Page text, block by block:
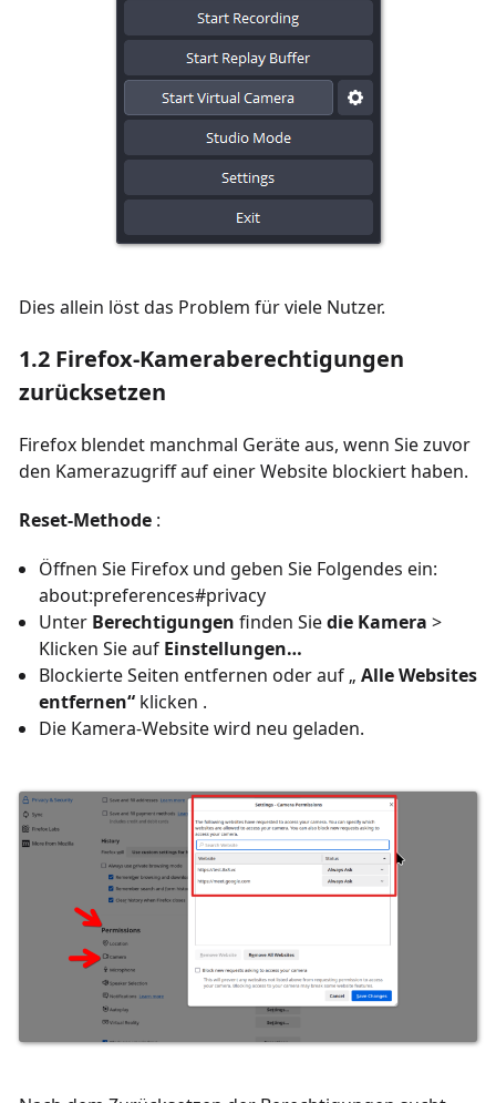
Dies allein löst das Problem für viele Nutzer.
1.2 Firefox-Kameraberechtigungen
zurücksetzen
Firefox blendet manchmal Geräte aus, wenn Sie zuvor
den Kamerazugriff auf einer Website blockiert haben.
Reset-Methode :
Öffnen Sie Firefox und geben Sie Folgendes ein:
about:preferences#privacy
Unter Berechtigungen finden Siedie Kamera >
Klicken Sie auf Einstellungen…
Blockierte Seiten entfernen oder auf „ Alle Websites
entfernen“ klicken .
Die Kamera-Website wird neu geladen.